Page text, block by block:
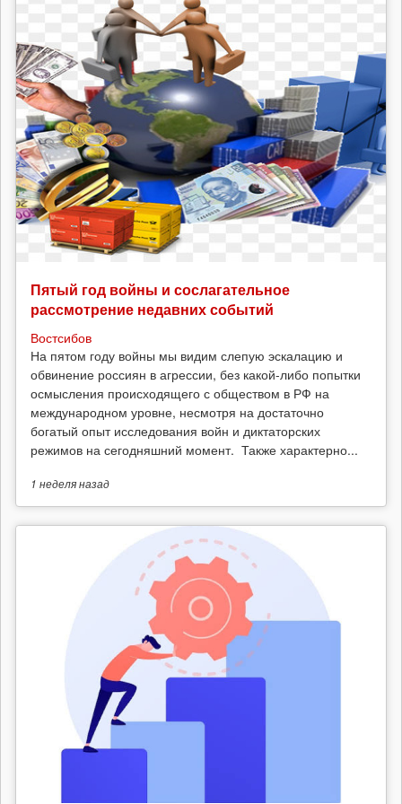
Пятый год войны и сослагательное
рассмотрение недавних событий
Востсибов
На пятом году войны мы видим слепую эскалацию и
обвинение россиян в агрессии, без какой-либо попытки
осмысления происходящего с обществом в РФ на
международном уровне, несмотря на достаточно
богатый опыт исследования войн и диктаторских
режимов на сегодняшний момент. Также характерно...
1 неделяназад